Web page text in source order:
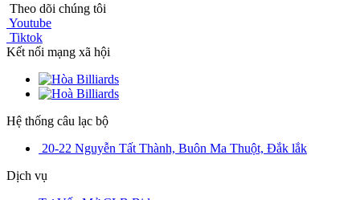
Theo dõi chúng tôi
Youtube
Tiktok
Kết nối mạng xã hội
Hệ thống câu lạc bộ
20-22 Nguyễn Tất Thành, Buôn Ma Thuột, Đắk lắk
Dịch vụ